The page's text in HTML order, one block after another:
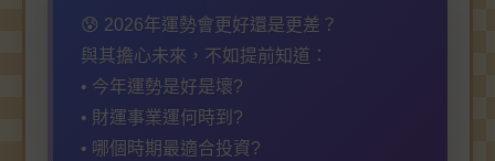
😰 2026年運勢會更好還是更差？
與其擔心未來，不如提前知道：
• 今年運勢是好是壞?
• 財運事業運何時到?
• 哪個時期最適合投資?